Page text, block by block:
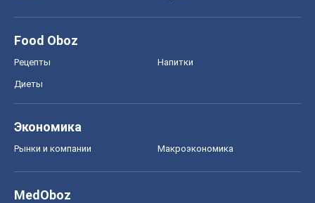
Food Oboz
Рецепты Напитки
Диеты
Экономика
Рынки и компании Mакроэкономика
MedOboz